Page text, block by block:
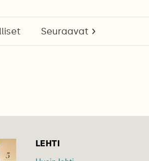
Seuraavat
LEHTI